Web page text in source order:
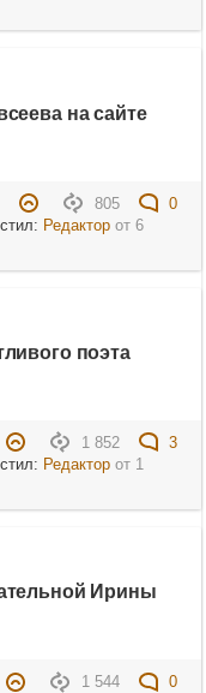
на сайте
805
0
Редакторот 6
поэта
1 852
3
Редакторот 1
Ирины
1 544
0